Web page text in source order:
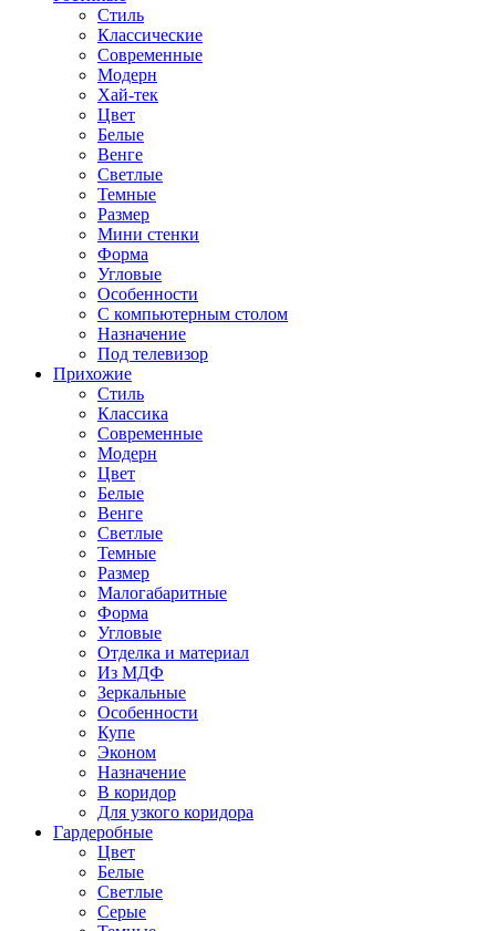
Стиль
Классические
Современные
Модерн
Хай-тек
Цвет
Белые
Венге
Светлые
Темные
Размер
Мини стенки
Форма
Угловые
Особенности
С компьютерным столом
Назначение
Под телевизор
Прихожие
Стиль
Классика
Современные
Модерн
Цвет
Белые
Венге
Светлые
Темные
Размер
Малогабаритные
Форма
Угловые
Отделка и материал
Из МДФ
Зеркальные
Особенности
Купе
Эконом
Назначение
В коридор
Для узкого коридора
Гардеробные
Цвет
Белые
Светлые
Серые